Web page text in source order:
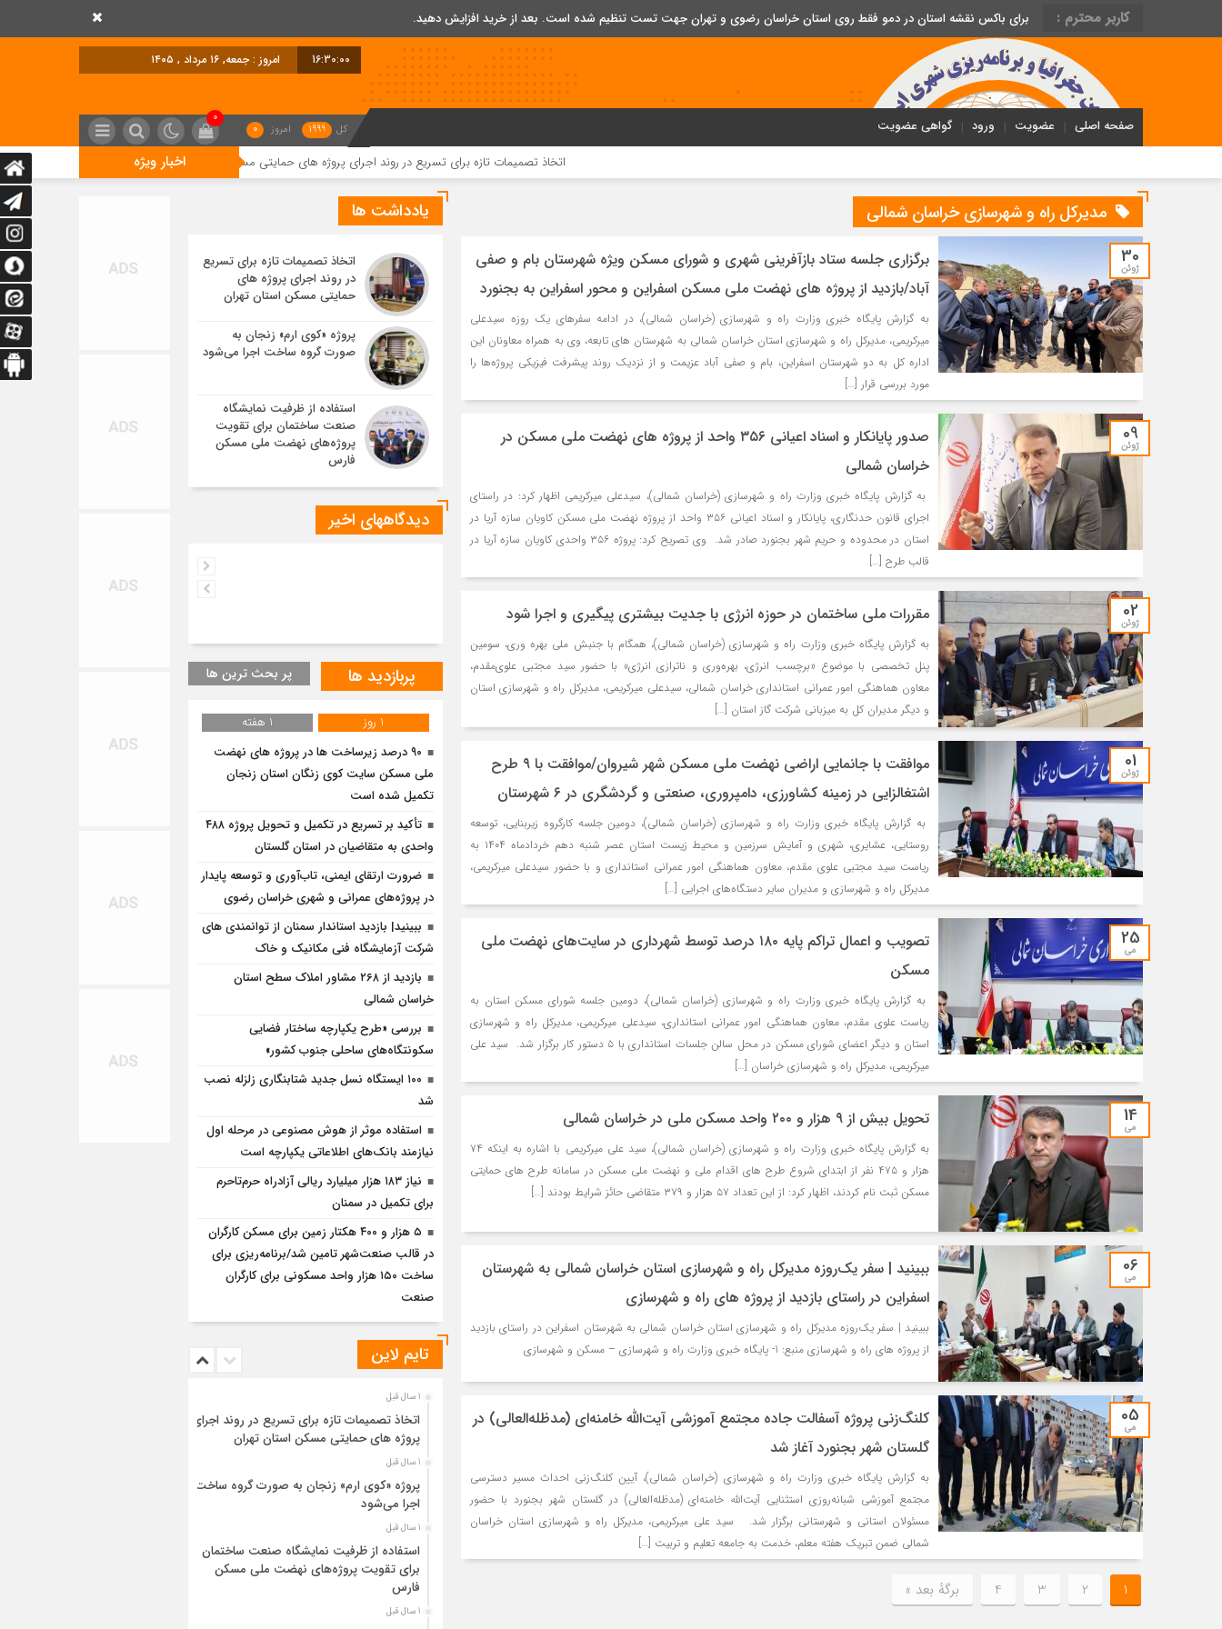
کاربر محترم : برای باکس نقشه استان در دمو فقط روی استان خراسان رضوی و تهران جهت تست تنظیم شده است. بعد از خرید افزایش دهید.
16:30:01 امروز : جمعه, ۱۶ مرداد , ۱۴۰۵
صفحه اصلی عضویت ورود گواهی عضویت کل 1999 امروز 0
0
اخبار ویژه اتخاذ تصمیمات تازه برای تسریع در روند اجرای پروژه های حمایتی مسکن استان تهران پروژه «کوی ارم» زنجان به صورت گروه
مدیرکل راه و شهرسازی خراسان شمالی
30
ژوئن
برگزاری جلسه ستاد بازآفرینی شهری و شورای مسکن ویژه شهرستان بام و صفی
آباد/بازدید از پروژه های نهضت ملی مسکن اسفراین و محور اسفراین به بجنورد
به گزارش پایگاه خبری وزارت راه و شهرسازی (خراسان شمالی)، در ادامه سفرهای یک روزه سیدعلی
میرکریمی، مدیرکل راه و شهرسازی استان خراسان شمالی به شهرستان های تابعه، وی به همراه معاونان این
اداره کل به دو شهرستان اسفراین، بام و صفی آباد عزیمت و از نزدیک روند پیشرفت فیزیکی پروژه‌ها را
مورد بررسی قرار […]
09
ژوئن
صدور پایانکار و اسناد اعیانی ۳۵۶ واحد از پروژه های نهضت ملی مسکن در
خراسان شمالی
به گزارش پایگاه خبری وزارت راه و شهرسازی (خراسان شمالی)، سیدعلی میرکریمی اظهار کرد: در راستای
اجرای قانون حدنگاری، پایانکار و اسناد اعیانی ۳۵۶ واحد از پروژه نهضت ملی مسکن کاویان سازه آریا در
استان در محدوده و حریم شهر بجنورد صادر شد. وی تصریح کرد: پروژه ۳۵۶ واحدی کاویان سازه آریا در
قالب طرح […]
02
ژوئن مقررات ملی ساختمان در حوزه انرژی با جدیت بیشتری پیگیری و اجرا شود
به گزارش پایگاه خبری وزارت راه و شهرسازی (خراسان شمالی)، همگام با جنبش ملی بهره وری، سومین
پنل تخصصی با موضوع «برچسب انرژی، بهره‌وری و ناترازی انرژی» با حضور سید مجتبی علوی‌مقدم،
معاون هماهنگی امور عمرانی استانداری خراسان شمالی، سیدعلی میرکریمی، مدیرکل راه و شهرسازی استان
و دیگر مدیران کل به میزبانی شرکت گاز استان […]
01
ژوئن
موافقت با جانمایی اراضی نهضت ملی مسکن شهر شیروان/موافقت با ۹ طرح
اشتغالزایی در زمینه کشاورزی، دامپروری، صنعتی و گردشگری در ۶ شهرستان
به گزارش پایگاه خبری وزارت راه و شهرسازی (خراسان شمالی)، دومین جلسه کارگروه زیربنایی، توسعه
روستایی، عشایری، شهری و آمایش سرزمین و محیط زیست استان عصر شنبه دهم خردادماه ۱۴۰۴ به
ریاست سید مجتبی علوی مقدم، معاون هماهنگی امور عمرانی استانداری و با حضور سیدعلی میرکریمی،
مدیرکل راه و شهرسازی و مدیران سایر دستگاه‌های اجرایی […]
25
می
تصویب و اعمال تراکم پایه ۱۸۰ درصد توسط شهرداری در سایت‌های نهضت ملی
مسکن
به گزارش پایگاه خبری وزارت راه و شهرسازی (خراسان شمالی)، دومین جلسه شورای مسکن استان به
ریاست علوی مقدم، معاون هماهنگی امور عمرانی استانداری، سیدعلی میرکریمی، مدیرکل راه و شهرسازی
استان و دیگر اعضای شورای مسکن در محل سالن جلسات استانداری با ۵ دستور کار برگزار شد. سید علی
میرکریمی، مدیرکل راه و شهرسازی خراسان […]
14
می تحویل بیش از ۹ هزار و ۲۰۰ واحد مسکن ملی در خراسان شمالی
به گزارش پایگاه خبری وزارت راه و شهرسازی (خراسان شمالی)، سید علی میرکریمی با اشاره به اینکه ۷۴
هزار و ۴۷۵ نفر از ابتدای شروع طرح های اقدام ملی و نهضت ملی مسکن در سامانه طرح های حمایتی
مسکن ثبت نام کردند، اظهار کرد: از این تعداد ۵۷ هزار و ۳۷۹ متقاضی حائز شرایط بودند […]
06
می
ببینید | سفر یک‌روزه مدیرکل راه و شهرسازی استان خراسان شمالی به شهرستان
اسفراین در راستای بازدید از پروژه های راه و شهرسازی
ببینید | سفر یک‌روزه مدیرکل راه و شهرسازی استان خراسان شمالی به شهرستان اسفراین در راستای بازدید
از پروژه های راه و شهرسازی منبع: 1- پایگاه خبری وزارت راه و شهرسازی – مسکن و شهرسازی
05
می
کلنگ‌زنی پروژه آسفالت جاده مجتمع آموزشی آیت‌الله خامنه‌ای (مدظله‌العالی) در
گلستان شهر بجنورد آغاز شد
به گزارش پایگاه خبری وزارت راه و شهرسازی (خراسان شمالی)، آیین کلنگ‌زنی احداث مسیر دسترسی
مجتمع آموزشی شبانه‌روزی استثنایی آیت‌الله خامنه‌ای (مدظله‌العالی) در گلستان شهر بجنورد با حضور
مسئولان استانی و شهرستانی برگزار شد. سید علی میرکریمی، مدیرکل راه و شهرسازی استان خراسان
شمالی ضمن تبریک هفته معلم، خدمت به جامعه تعلیم و تربیت […]
1
2
3
4 برگهٔ بعد »
یادداشت ها
اتخاذ تصمیمات تازه برای تسریع
در روند اجرای پروژه های
حمایتی مسکن استان تهران
پروژه «کوی ارم» زنجان به
صورت گروه ساخت اجرا می‌شود
استفاده از ظرفیت نمایشگاه
صنعت ساختمان برای تقویت
پروژه‌های نهضت ملی مسکن
فارس
دیدگاههای اخیر
پربازدید ها پر بحث ترین ها
1 روز
1 هفته
۹۰ درصد زیرساخت ها در پروژه های نهضت
ملی مسکن سایت کوی زنگان استان زنجان
تکمیل شده است
تأکید بر تسریع در تکمیل و تحویل پروژه ۴۸۸
واحدی به متقاضیان در استان گلستان
ضرورت ارتقای ایمنی، تاب‌آوری و توسعه پایدار
در پروژه‌های عمرانی و شهری خراسان رضوی
ببینید| بازدید استاندار سمنان از توانمندی های
شرکت آزمایشگاه فنی مکانیک و خاک
بازدید از ۲۶۸ مشاور املاک سطح استان
خراسان شمالی
بررسی «طرح یکپارچه ساختار فضایی
سکونتگاه‌های ساحلی جنوب کشور»
۱۰۰ ایستگاه نسل جدید شتابنگاری زلزله نصب
شد
استفاده موثر از هوش مصنوعی در مرحله اول
نیازمند بانک‌های اطلاعاتی یکپارچه است
نیاز ۱۸۳ هزار میلیارد ریالی آزادراه حرم‌تاحرم
برای تکمیل در سمنان
۵ هزار و ۴۰۰ هکتار زمین برای مسکن کارگران
در قالب صنعت‌شهر تامین شد/برنامه‌ریزی برای
ساخت ١۵٠ هزار واحد مسکونی برای کارگران
صنعت
تایم لاین
1 سال قبل
اتخاذ تصمیمات تازه برای تسریع در روند اجرای
پروژه های حمایتی مسکن استان تهران
1 سال قبل
پروژه «کوی ارم» زنجان به صورت گروه ساخت
اجرا می‌شود
1 سال قبل
استفاده از ظرفیت نمایشگاه صنعت ساختمان
برای تقویت پروژه‌های نهضت ملی مسکن
فارس
1 سال قبل